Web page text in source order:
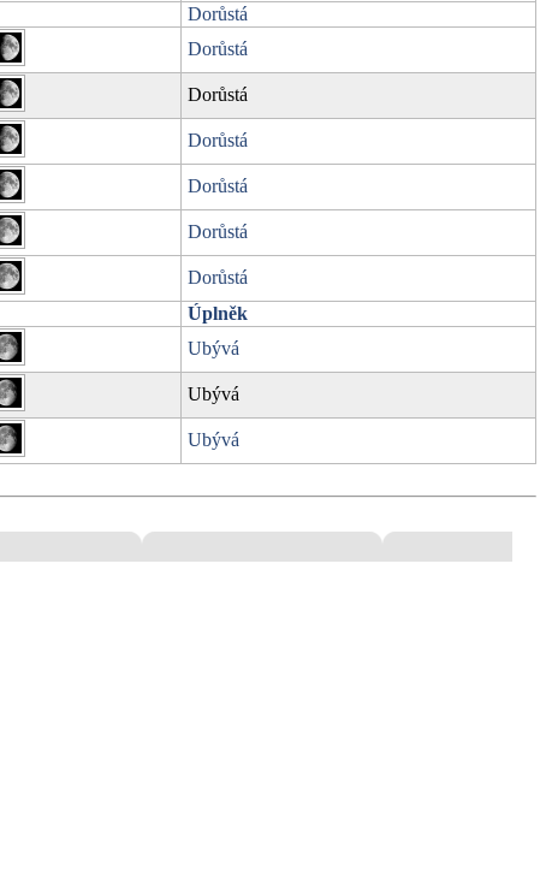
Dorůstá
Dorůstá
Dorůstá
Dorůstá
Dorůstá
Dorůstá
Dorůstá
Úplněk
Ubývá
Ubývá
Ubývá